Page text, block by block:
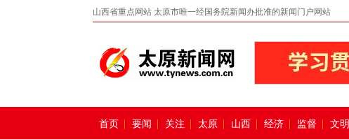
山西省重点网站 太原市唯一经国务院新闻办批准的新闻门户网站
首页 要闻 关注 太原 山西 经济 监督 文明